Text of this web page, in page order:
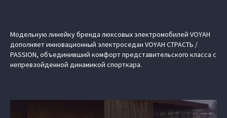
Модельную линейку бренда люксовых электромобилей VOYAH
дополняет инновационный электроседан VOYAH СТРАСТЬ /
PASSION, объединивший комфорт представительского класса с
непревзойденной динамикой спорткара.